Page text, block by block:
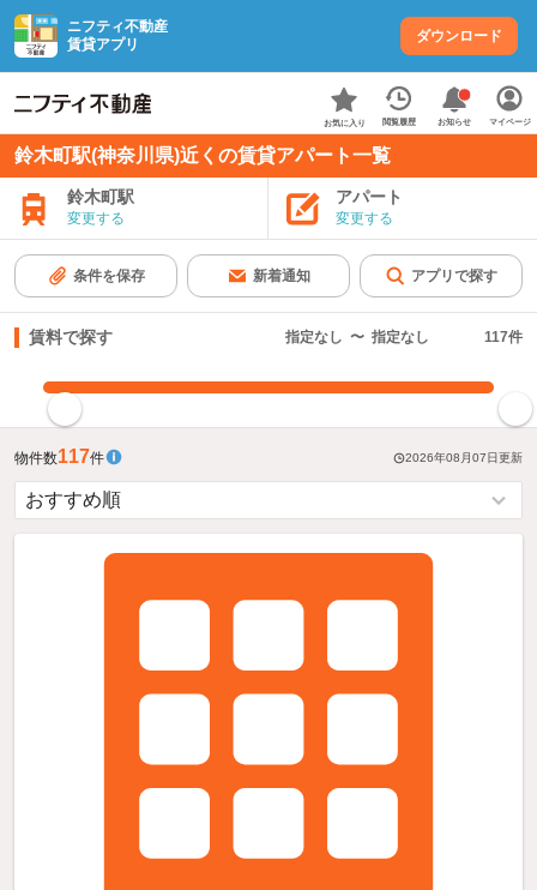
ニフティ不動産
賃貸アプリ
ダウンロード
お気に入り 閲覧履歴 お知らせ マイページ
鈴木町駅(神奈川県)近くの賃貸アパート一覧
鈴木町駅
変更する
アパート
変更する
条件を保存 新着通知 アプリで探す
賃料で探す 指定なし 〜 指定なし 117件
物件数117件 2026年08月07日更新